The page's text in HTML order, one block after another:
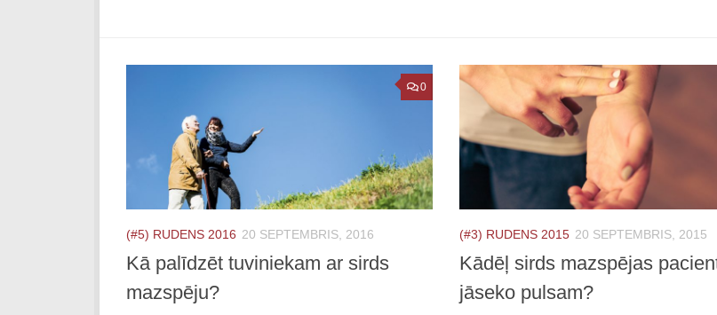
0
(#5) RUDENS 2016 20 SEPTEMBRIS, 2016
Kā palīdzēt tuviniekam ar sirds
mazspēju?
(#3) RUDENS 2015 20 SEPTEMBRIS, 2015
Kādēļ sirds mazspējas
jāseko pulsam?